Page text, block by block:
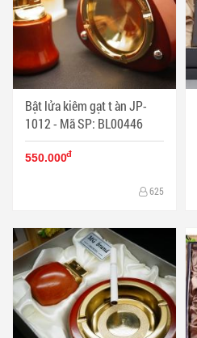
Bật lửa kiêm gạt t àn JP-
1012 - Mã SP: BL00446
550.000đ
625